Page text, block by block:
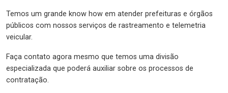
Temos um grande know how em atender prefeituras e órgãos
públicos com nossos serviços de rastreamento e telemetria
veicular.
Faça contato agora mesmo que temos uma divisão
especializada que poderá auxiliar sobre os processos de
contratação.